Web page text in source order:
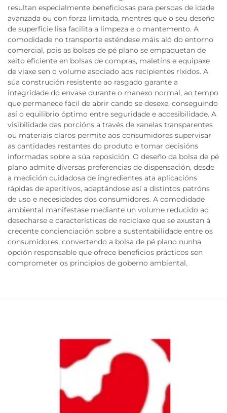
resultan especialmente beneficiosas para persoas de idade
avanzada ou con forza limitada, mentres que o seu deseño
de superficie lisa facilita a limpeza e o mantemento. A
comodidade no transporte esténdese máis aló do entorno
comercial, pois as bolsas de pé plano se empaquetan de
xeito eficiente en bolsas de compras, maletíns e equipaxe
de viaxe sen o volume asociado aos recipientes ríxidos. A
súa construción resistente ao rasgado garante a
integridade do envase durante o manexo normal, ao tempo
que permanece fácil de abrir cando se desexe, conseguindo
así o equilibrio óptimo entre seguridade e accesibilidade. A
visibilidade das porcións a través de xanelas transparentes
ou materiais claros permite aos consumidores supervisar
as cantidades restantes do produto e tomar decisións
informadas sobre a súa reposición. O deseño da bolsa de pé
plano admite diversas preferencias de dispensación, desde
a medición cuidadosa de ingredientes ata aplicacións
rápidas de aperitivos, adaptándose así a distintos patróns
de uso e necesidades dos consumidores. A comodidade
ambiental manifestase mediante un volume reducido ao
desecharse e características de reciclaxe que se axustan á
crecente concienciación sobre a sustentabilidade entre os
consumidores, convertendo a bolsa de pé plano nunha
opción responsable que ofrece beneficios prácticos sen
comprometer os principios de goberno ambiental.